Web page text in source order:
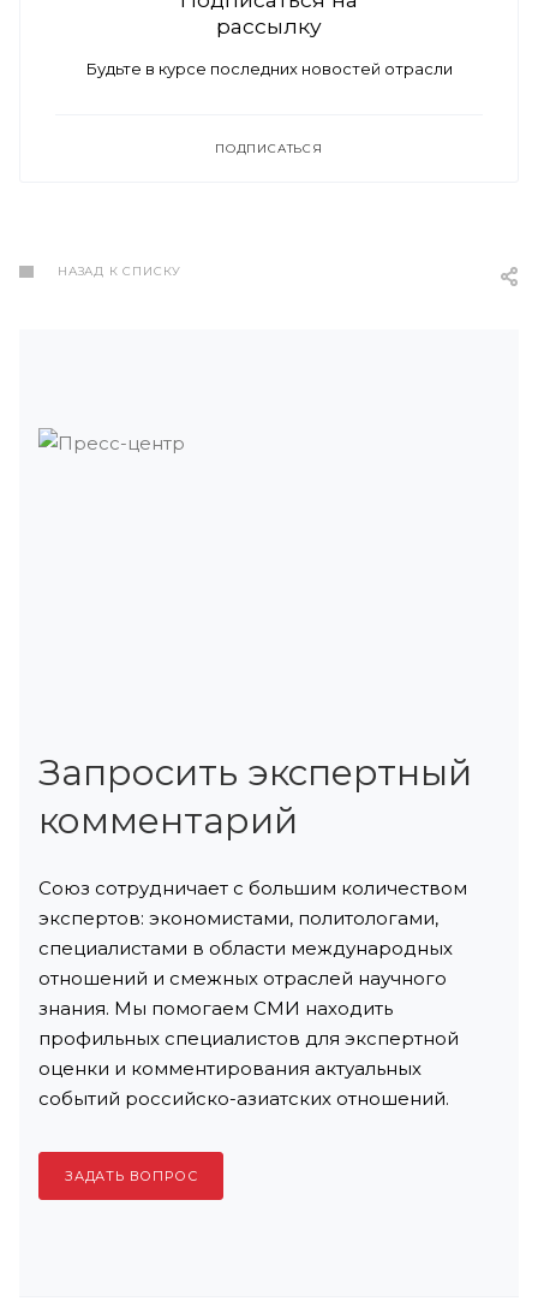
рассылку
Будьте в курсе последних новостей отрасли
ПОДПИСАТЬСЯ
НАЗАД К СПИСКУ
Запросить экспертный
комментарий
Союз сотрудничает с большим количеством
экспертов: экономистами, политологами,
специалистами в области международных
отношений и смежных отраслей научного
знания. Мы помогаем СМИ находить
профильных специалистов для экспертной
оценки и комментирования актуальных
событий российско-азиатских отношений.
ЗАДАТЬ ВОПРОС